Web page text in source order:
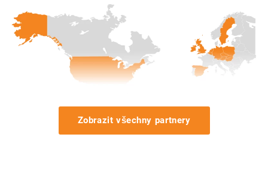
Zobrazit všechny partnery